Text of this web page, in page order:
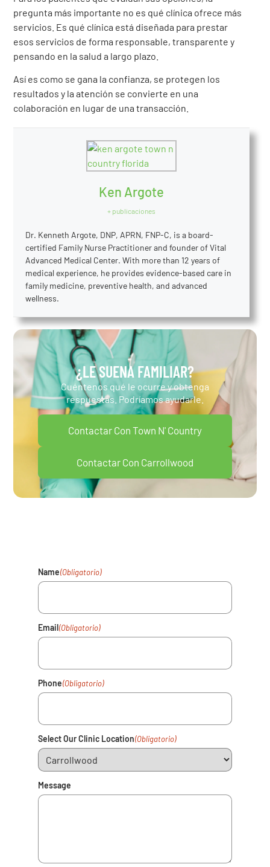
pregunta más importante no es qué clínica ofrece más
servicios. Es qué clínica está diseñada para prestar
esos servicios de forma responsable, transparente y
pensando en la salud a largo plazo.
Así es como se gana la confianza, se protegen los
resultados y la atención se convierte en una
colaboración en lugar de una transacción.
Ken Argote
+ publicaciones
Dr. Kenneth Argote, DNP, APRN, FNP-C, is a board-
certified Family Nurse Practitioner and founder of Vital
Advanced Medical Center. With more than 12 years of
medical experience, he provides evidence-based care in
family medicine, preventive health, and advanced
wellness.
¿LE SUENA FAMILIAR?
Cuéntenos qué le ocurre y obtenga
respuestas. Podríamos ayudarle.
Contactar Con Town N' Country
Contactar Con Carrollwood
Name(Obligatorio)
Email(Obligatorio)
Phone(Obligatorio)
Select Our Clinic Location(Obligatorio)
Message